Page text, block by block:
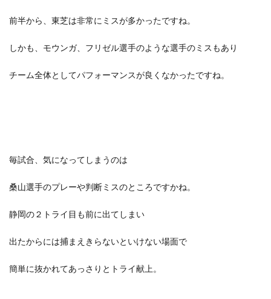
前半から、東芝は非常にミスが多かったですね。
しかも、モウンガ、フリゼル選手のような選手のミスもあり
チーム全体としてパフォーマンスが良くなかったですね。
毎試合、気になってしまうのは
桑山選手のプレーや判断ミスのところですかね。
静岡の２トライ目も前に出てしまい
出たからには捕まえきらないといけない場面で
簡単に抜かれてあっさりとトライ献上。